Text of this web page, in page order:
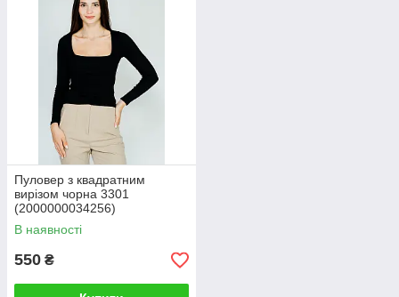
Пуловер з квадратним
вирізом чорна 3301
(2000000034256)
В наявності
550 ₴